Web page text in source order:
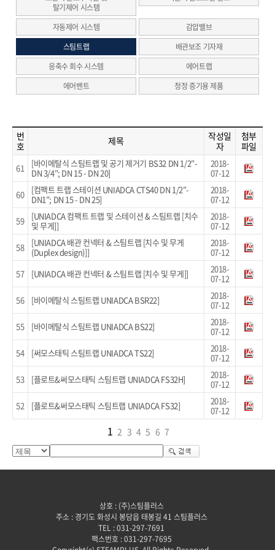
탈기제어 시스템
자동제어 시스템
감압밸브
스팀트랩
배관보조 기자재
응축수 회수 시스템
에어트랩
에어밴트
청정 증기용 제품
번
호
제목
작성일
자
첨부
파일
61
[바이메탈식 스팀트랩 및 공기 제거기 BS32 DN 1/2″-
DN 3/4″; DN 15 - DN 20]
2018-
07-12
60
[컴팩트 트랩 스테이션 UNIADCA CTS40 DN 1/2″-
DN1″; DN 15 - DN 25]
2018-
07-12
59
[UNIADCA 컴팩트 트랩 및 스테이션 & 스팀트랩 [치수
및 무게]]
2018-
07-12
58
[UNIADCA 배관 컨넥터 & 스팀트랩 [치수 및 무게
(Duplex design)]]
2018-
07-12
57
[UNIADCA 배관 컨넥터 & 스팀트랩 [치수 및 무게]]
2018-
07-12
56
[바이메탈식 스팀트랩 UNIADCA BSR22]
2018-
07-12
55
[바이메탈식 스팀트랩 UNIADCA BS22]
2018-
07-12
54
[써모스태틱 스팀트랩 UNIADCA TS22]
2018-
07-12
53
[플로트&써모스태틱 스팀트랩 UNIADCA FS32H]
2018-
07-12
52
[플로트&써모스태틱 스팀트랩 UNIADCA FS32]
2018-
07-12
1 2 3 4 5 6 7
상호 : (주)스팀플러스
주소 : 경기도 화성시 봉담읍 태봉길 41 스팀플러스
TEL : 031-297-7691
팩스번호 : 031-297-7695